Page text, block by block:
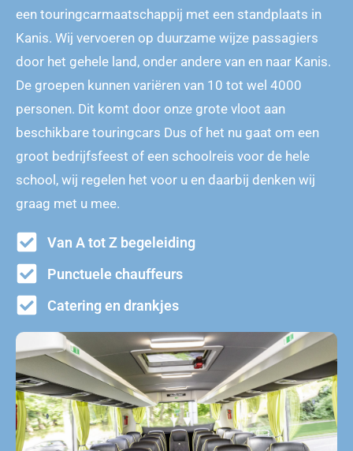
een touringcarmaatschappij met een standplaats in
Kanis. Wij vervoeren op duurzame wijze passagiers
door het gehele land, onder andere van en naar Kanis.
De groepen kunnen variëren van 10 tot wel 4000
personen. Dit komt door onze grote vloot aan
beschikbare touringcars Dus of het nu gaat om een
groot bedrijfsfeest of een schoolreis voor de hele
school, wij regelen het voor u en daarbij denken wij
graag met u mee.
Van A tot Z begeleiding
Punctuele chauffeurs
Catering en drankjes